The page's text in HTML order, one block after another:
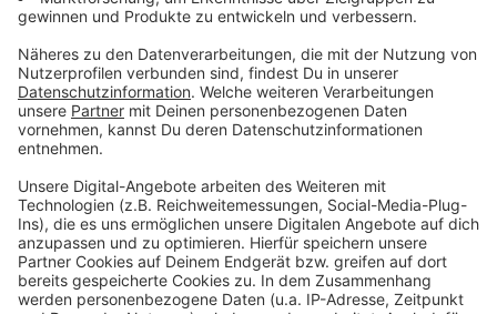
sammeln. Bitte lesen Sie die
Nutzung des Service zu, um dieses
Video anzusehen.
Mehr Informationen
Akzeptieren
powered byUsercentrics Consent
Management Platform
Jason Derulo - Lifestyle (feat. Adam Levine)
Anzeige